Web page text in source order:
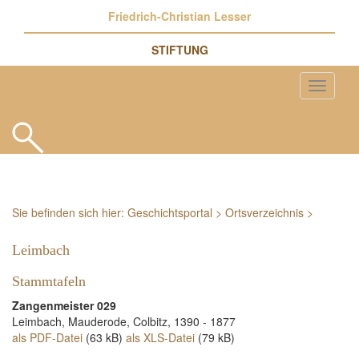
Friedrich-Christian Lesser
STIFTUNG
Sie befinden sich hier: Geschichtsportal > Ortsverzeichnis >
Leimbach
Stammtafeln
Zangenmeister 029
Leimbach, Mauderode, Colbitz, 1390 - 1877
als PDF-Datei (63 kB) als XLS-Datei (79 kB)